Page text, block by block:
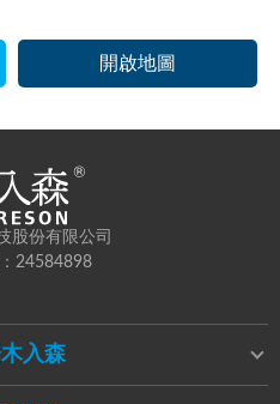
開啟地圖
股份有限公司
24584898
入森